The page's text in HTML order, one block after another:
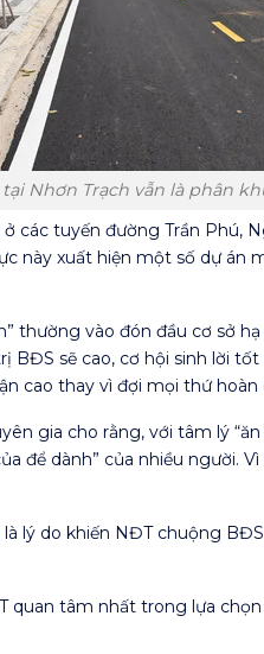
Nhơn Trạch vẫn là phân
các tuyến đường Trần Phú,
này xuất hiện một số dự án
thường vào đón đầu cơ sở
sẽ cao, cơ hội sinh lời
cao thay vì đợi mọi thứ hoàn
gia cho rằng, với tâm lý
để dành” của nhiều
lý do khiến NĐT chuộng
quan tâm nhất trong lựa